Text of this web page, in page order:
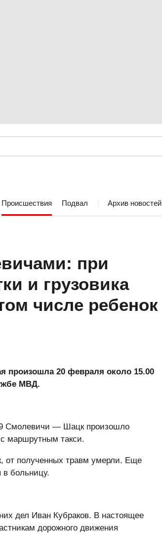
Происшествия Подвал Архив новостей
при
и грузовика
числе ребенок
произошла 20 февраля около 15.00
МВД.
Смолевичи — Шацк произошло
маршрутным такси.
от полученных травм умерли. Еще
больницу.
дел Иван Кубраков. В настоящее
дорожного движения